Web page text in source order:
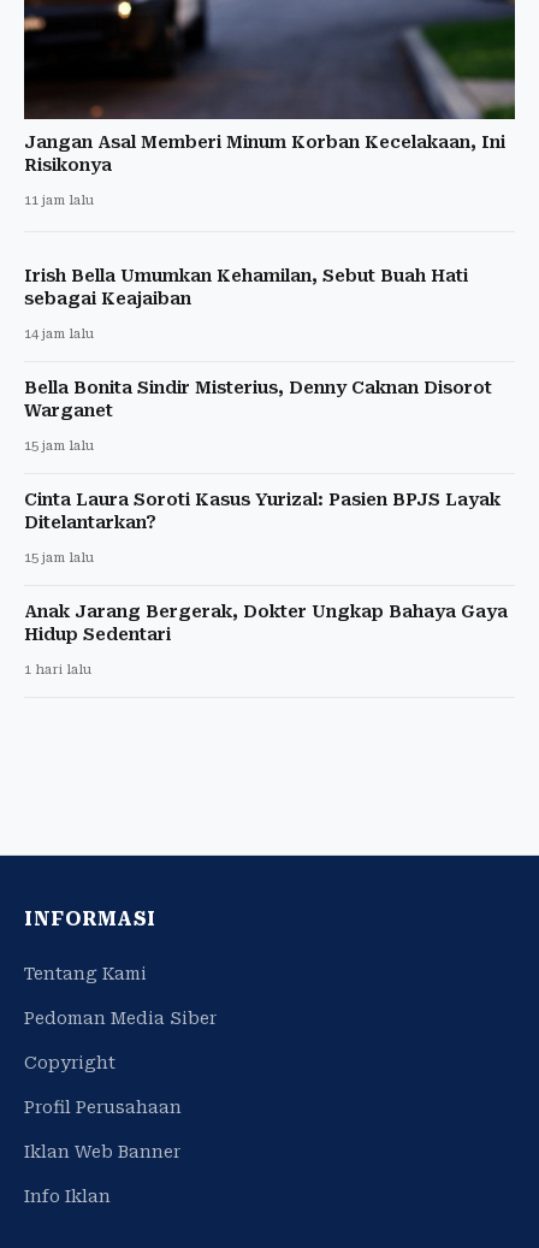
Jangan Asal Memberi Minum Korban Kecelakaan, Ini
Risikonya
11 jam lalu
Irish Bella Umumkan Kehamilan, Sebut Buah Hati
sebagai Keajaiban
14 jam lalu
Bella Bonita Sindir Misterius, Denny Caknan Disorot
Warganet
15 jam lalu
Cinta Laura Soroti Kasus Yurizal: Pasien BPJS Layak
Ditelantarkan?
15 jam lalu
Anak Jarang Bergerak, Dokter Ungkap Bahaya Gaya
Hidup Sedentari
1 hari lalu
INFORMASI
Tentang Kami
Pedoman Media Siber
Copyright
Profil Perusahaan
Iklan Web Banner
Info Iklan